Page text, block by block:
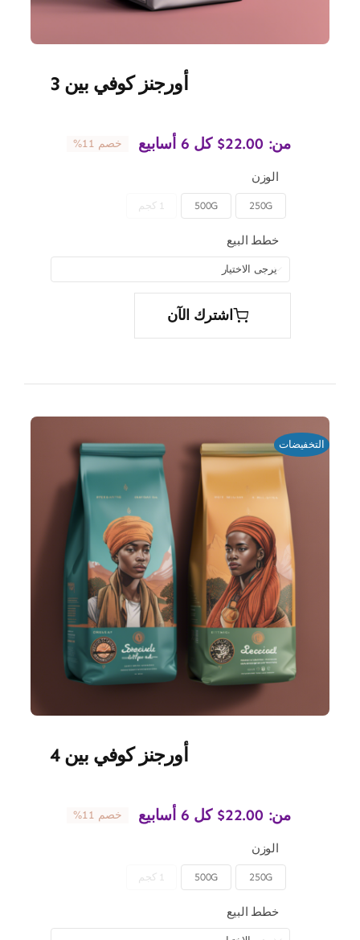
أورجنز كوفي بين 3
من: $22.00 كل 6 أسابيع خصم 11%
الوزن
250G
500G 1 كجم
خطط البيع

اشترك الآن
التخفيضات
أورجنز كوفي بين 4
من: $22.00 كل 6 أسابيع خصم 11%
الوزن
250G
500G 1 كجم
خطط البيع